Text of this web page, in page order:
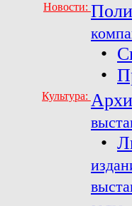
Новости:
•
•
Культура:
•